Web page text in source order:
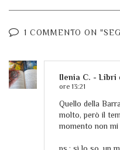
1 COMMENTO ON
Ilenia C. - Libri
ore 13:21
Quello della
molto, però il
momento non